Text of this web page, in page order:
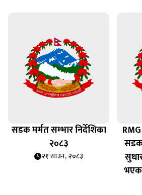
सडक मर्मत सम्भार निर्देशिका
२०८३
२१ साउन, २०८३